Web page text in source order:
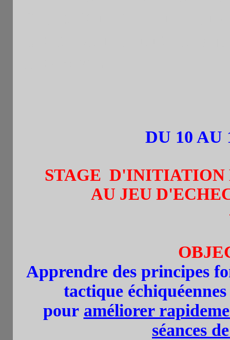
DU 10 AU
STAGE D'INITIATION
AU JEU D'ECHECS
Apprendre des principes
tactique
pour améliorer
séances